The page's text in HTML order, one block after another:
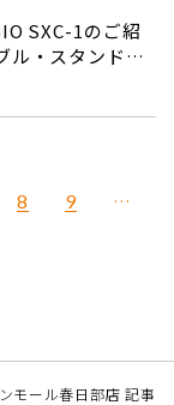
SXC-1のご紹
ル・スタンドア
8 9 …
モール春日部店 記事一